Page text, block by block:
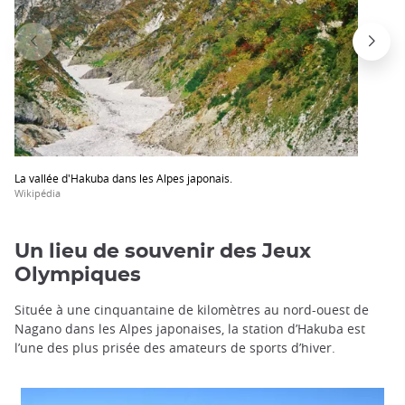
La vallée d'Hakuba dans les Alpes japonais.
Wikipédia
Un lieu de souvenir des Jeux
Olympiques
Située à une cinquantaine de kilomètres au nord-ouest de
Nagano dans les Alpes japonaises, la station d’Hakuba est
l’une des plus prisée des amateurs de sports d’hiver.